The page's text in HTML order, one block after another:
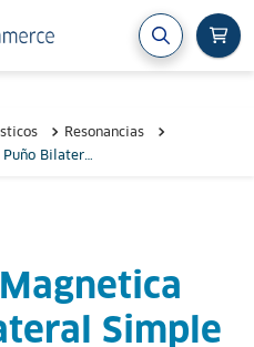
Resonancias
Bilateral
Simple